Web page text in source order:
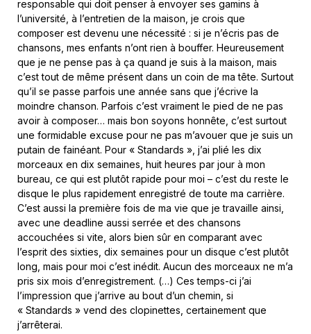
responsable qui doit penser à envoyer ses gamins à
l’université, à l’entretien de la maison, je crois que
composer est devenu une nécessité : si je n’écris pas de
chansons, mes enfants n’ont rien à bouffer. Heureusement
que je ne pense pas à ça quand je suis à la maison, mais
c’est tout de même présent dans un coin de ma tête. Surtout
qu’il se passe parfois une année sans que j’écrive la
moindre chanson. Parfois c’est vraiment le pied de ne pas
avoir à composer… mais bon soyons honnête, c’est surtout
une formidable excuse pour ne pas m’avouer que je suis un
putain de fainéant. Pour « Standards », j’ai plié les dix
morceaux en dix semaines, huit heures par jour à mon
bureau, ce qui est plutôt rapide pour moi – c’est du reste le
disque le plus rapidement enregistré de toute ma carrière.
C’est aussi la première fois de ma vie que je travaille ainsi,
avec une deadline aussi serrée et des chansons
accouchées si vite, alors bien sûr en comparant avec
l’esprit des sixties, dix semaines pour un disque c’est plutôt
long, mais pour moi c’est inédit. Aucun des morceaux ne m’a
pris six mois d’enregistrement. (…) Ces temps-ci j’ai
l’impression que j’arrive au bout d’un chemin, si
« Standards » vend des clopinettes, certainement que
j’arrêterai.